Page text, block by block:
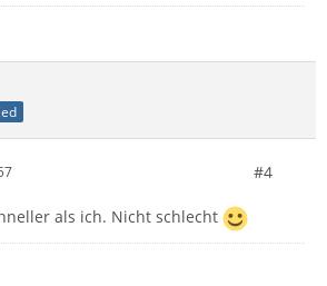
#4
als ich. Nicht schlecht